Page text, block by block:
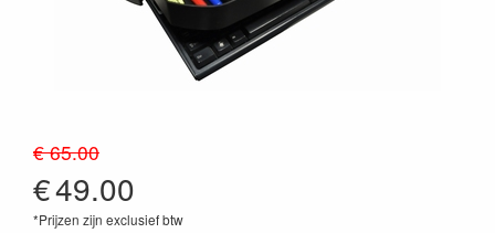
€ 65.00
€49.00
*Prijzen zijn exclusief btw